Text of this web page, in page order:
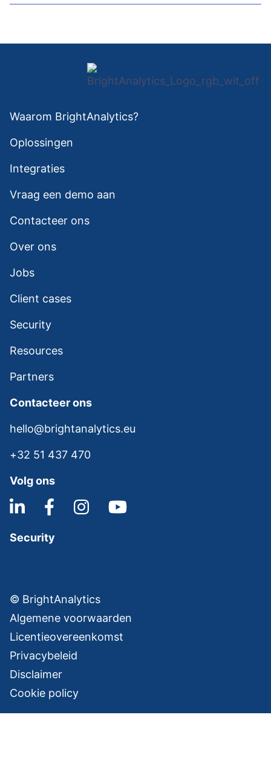
Waarom BrightAnalytics?
Oplossingen
Integraties
Vraag een demo aan
Contacteer ons
Over ons
Jobs
Client cases
Security
Resources
Partners
Contacteer ons
hello@brightanalytics.eu
+32 51 437 470
Volg ons
Security
© BrightAnalytics
Algemene voorwaarden
Licentieovereenkomst
Privacybeleid
Disclaimer
Cookie policy